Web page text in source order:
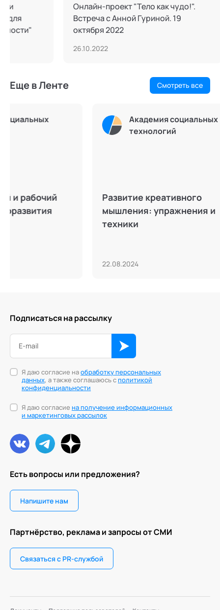
Онлайн-проект "Тело как чудо!".
Встреча с Анной Гуриной. 19
октября 2022
Еще в Ленте Смотреть все
Академия социальных
Развитие креативного
мышления: упражнения и
Что
Есть вопросы или предложения?
Напишите нам
Партнёрство, реклама и запросы от СМИ
Связаться с PR-службой
Подписаться на рассылку
Я даю согласие наобработку персональных
данных, а также соглашаюсь сполитикой
конфиденциальности
Я даю согласие на получение информационных
и маркетинговых рассылок